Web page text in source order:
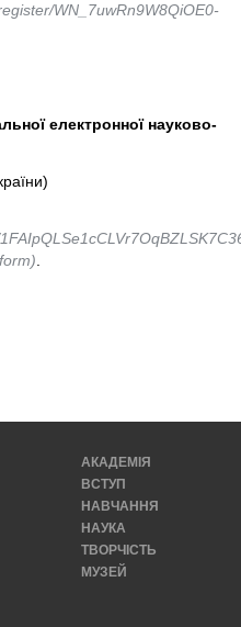
WN_7uwRn9W8QiOE0-
електронної науково-
АКАДЕМІЯ
ВСТУП
НАВЧАННЯ
НАУКА
ТВОРЧІСТЬ
МУЗЕЙ